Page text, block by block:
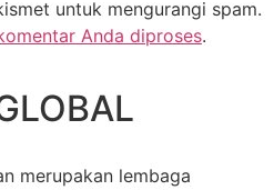
untuk mengurangi spam.
Anda diproses.
merupakan lembaga